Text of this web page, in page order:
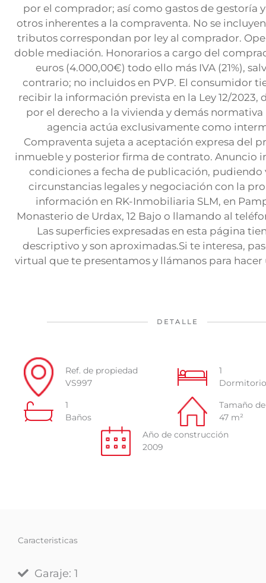
por el comprador; así como gastos de gestoría
otros inherentes a la compraventa. No se
tributos correspondan por ley al comprador.
doble mediación. Honorarios a cargo del
euros (4.000,00€) todo ello más IVA (21%),
contrario; no incluidos en PVP. El consumidor
recibir la información prevista en la Ley 12/2023,
por el derecho a la vivienda y demás
agencia actúa exclusivamente como
Compraventa sujeta a aceptación expresa del
inmueble y posterior firma de contrato. Anuncio
condiciones a fecha de publicación, pudiendo
circunstancias legales y negociación con la
información en RK-Inmobiliaria SLM, en
Monasterio de Urdax, 12 Bajo o llamando al
Las superficies expresadas en esta página
descriptivo y son aproximadas.Si te interesa,
virtual que te presentamos y llámanos para hacer
DETALLE
Ref. de propiedad
VS997
1
1
Baños
Tamaño
47 m²
Año de construcción
2009
Caracteristicas
Garaje: 1